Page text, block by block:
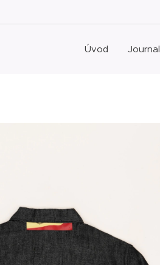
Úvod Journal